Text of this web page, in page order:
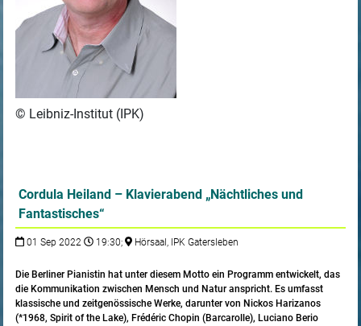
© Leibniz-Institut (IPK)
Cordula Heiland – Klavierabend „Nächtliches und
Fantastisches“
01 Sep 2022 19:30; Hörsaal, IPK Gatersleben
Die Berliner Pianistin hat unter diesem Motto ein Programm entwickelt, das
die Kommunika­tion zwischen Mensch und Natur anspricht. Es umfasst
klassische und zeitgenössische Wer­ke, darunter von Nickos Harizanos
(*1968, Spirit of the Lake), Frédéric Chopin (Barcarolle), Luciano Berio